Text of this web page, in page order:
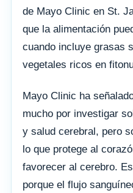
de Mayo Clinic en St.
que la alimentación
cuando incluye grasas
vegetales ricos en
Mayo Clinic ha
mucho por investigar
y salud cerebral, pero
lo que protege al
favorecer al cerebro.
porque el flujo